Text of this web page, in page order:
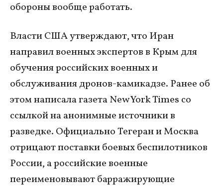
обороны вообще работать.
Власти США утверждают, что Иран
направил военных экспертов в Крым для
обучения российских военных и
обслуживания дронов-камикадзе. Ранее об
этом написала газета New York Times со
ссылкой на анонимные источники в
разведке. Официально Тегеран и Москва
отрицают поставки боевых беспилотников
России, а российские военные
переименовывают барражирующие